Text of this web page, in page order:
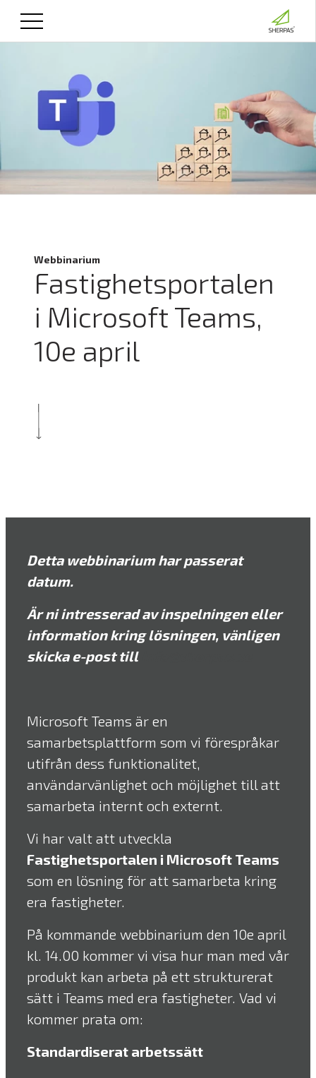
Webbinarium
Fastighetsportalen
i Microsoft Teams,
10e april
Detta webbinarium har passerat
datum.
Är ni intresserad av inspelningen eller
information kring lösningen, vänligen
skicka e-post till
Microsoft Teams är en
samarbetsplattform som vi förespråkar
utifrån dess funktionalitet,
användarvänlighet och möjlighet till att
samarbeta internt och externt.
Vi har valt att utveckla
Fastighetsportalen i Microsoft Teams
som en lösning för att samarbeta kring
era fastigheter.
På kommande webbinarium den 10e april
kl. 14.00 kommer vi visa hur man med vår
produkt kan arbeta på ett strukturerat
sätt i Teams med era fastigheter. Vad vi
kommer prata om:
Standardiserat arbetssätt